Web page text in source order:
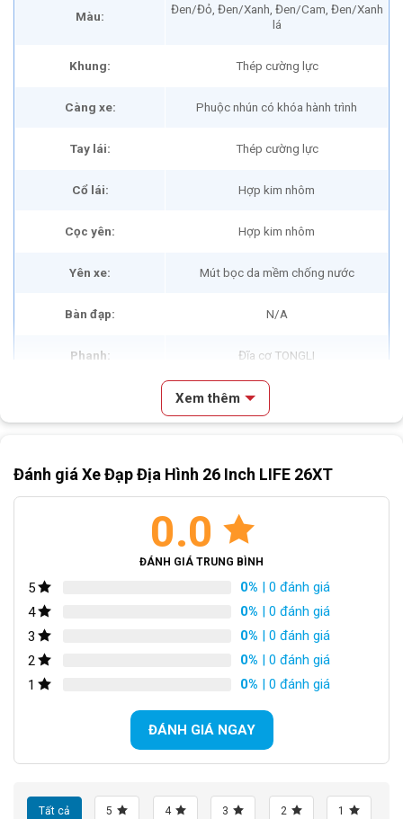
Màu:
Đen/Đỏ, Đen/Xanh, Đen/Cam, Đen/Xanh
lá
Khung: Thép cường lực
Càng xe: Phuộc nhún có khóa hành trình
Tay lái: Thép cường lực
Cổ lái: Hợp kim nhôm
Cọc yên: Hợp kim nhôm
Yên xe: Mút bọc da mềm chống nước
Bàn đạp: N/A
Phanh: Đĩa cơ TONGLI
L-TWOO A3
Đùi thép bọc nhựa
13/28T 8 tầng líp
Chain
Hợp kim nhôm 2 lớp
Xem thêm
Đánh giá Xe Đạp Địa Hình 26 Inch LIFE 26XT
0.0
ĐÁNH GIÁ TRUNG BÌNH
5 0% | 0 đánh giá
4
0% | 0 đánh giá
3
0% | 0 đánh giá
2
0% | 0 đánh giá
1
0% | 0 đánh giá
ĐÁNH GIÁ NGAY
Tất cả 5 4 3 2 1